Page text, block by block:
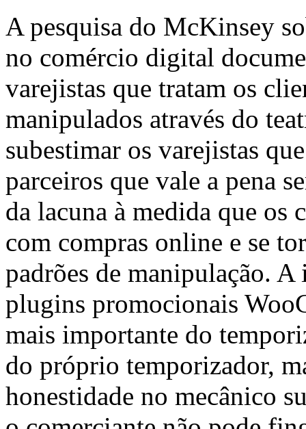
A pesquisa do McKinsey
no comércio digital
varejistas que tratam os
manipulados através do
subestimar os varejistas
parceiros que vale a pena
da lacuna à medida que os
com compras online e se
padrões de manipulação.
plugins promocionais
mais importante do
do próprio temporizador,
honestidade no mecânico